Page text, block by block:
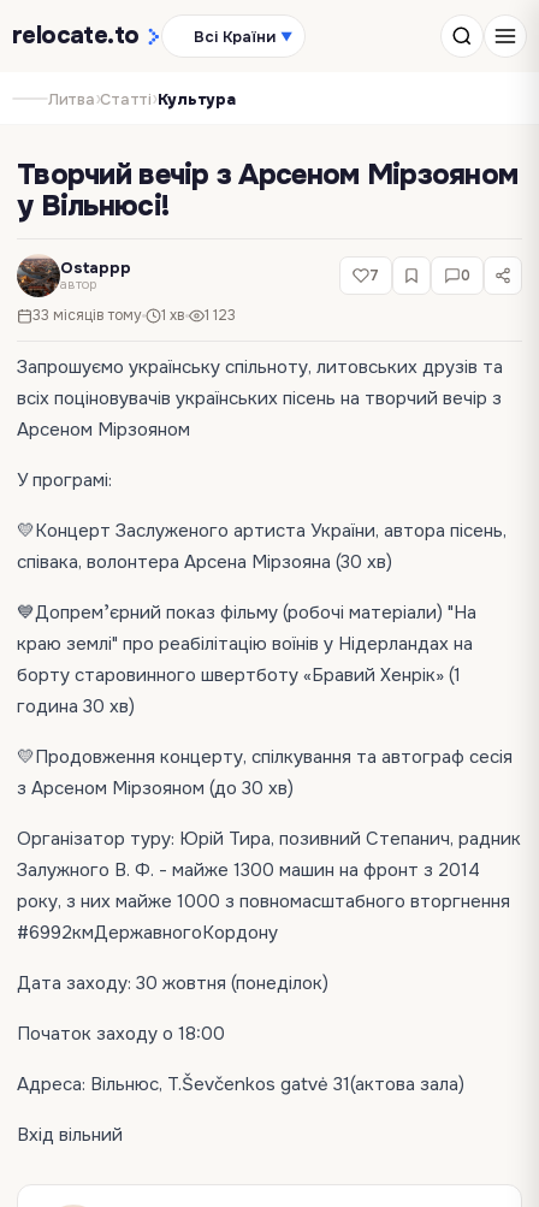
relocate.to Всі Країни ▼
Литва›Статті›Культура
Творчий вечір з Арсеном Мірзояном
у Вільнюсі!
Ostappp
автор
33 місяців тому 1 хв 1 123
7 0
Запрошуємо українську спільноту, литовських друзів та
всіх поціновувачів українських пісень на творчий вечір з
Арсеном Мірзояном
У програмі:
💛Концерт Заслуженого артиста України, автора пісень,
співака, волонтера Арсена Мірзояна (30 хв)
💙Допремʼєрний показ фільму (робочі матеріали) "На
краю землі" про реабілітацію воїнів у Нідерландах на
борту старовинного швертботу «Бравий Хенрік» (1
година 30 хв)
💛Продовження концерту, спілкування та автограф сесія
з Арсеном Мірзояном (до 30 хв)
Організатор туру: Юрій Тира, позивний Степанич, радник
Залужного В. Ф. - майже 1300 машин на фронт з 2014
року, з них майже 1000 з повномасштабного вторгнення
#6992кмДержавногоКордону
Дата заходу: 30 жовтня (понеділок)
Початок заходу о 18:00
Адреса: Вільнюс, T.Ševčenkos gatvė 31(актова зала)
Вхід вільний